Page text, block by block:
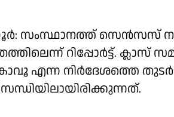
സംസ്ഥാനത്ത് സെൻസസ്
റിപ്പോർട്ട്.
എന്ന നിർദേശത്തെ